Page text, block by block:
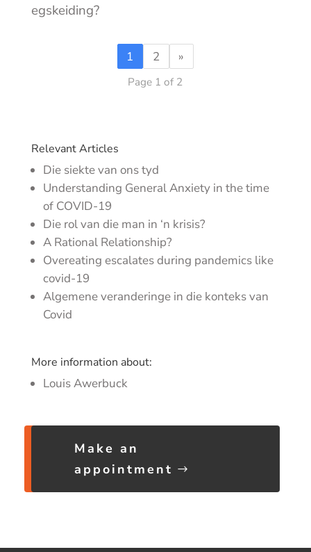
egskeiding?
1 2 »
Page 1 of 2
Relevant Articles
Die siekte van ons tyd
Understanding General Anxiety in the time
of COVID-19
Die rol van die man in ‘n krisis?
A Rational Relationship?
Overeating escalates during pandemics like
covid-19
Algemene veranderinge in die konteks van
Covid
More information about:
Louis Awerbuck
Make an
appointment